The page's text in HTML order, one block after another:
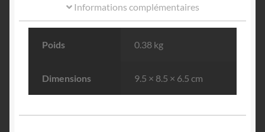
Informations complémentaires
Poids 0.38 kg
Dimensions 9.5 × 8.5 × 6.5 cm